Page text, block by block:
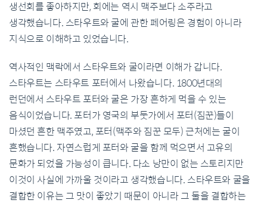
생선회를 좋아하지만, 회에는 역시 맥주보다 소주라고
생각했습니다. 스타우트와 굴에 관한 페어링은 경험이 아니라
지식으로 이해하고 있었습니다.
역사적인 맥락에서 스타우트와 굴이라면 이해가 갑니다.
스타우트는 스타우트 포터에서 나왔습니다. 1800년대의
런던에서 스타우트 포터와 굴은 가장 흔하게 먹을 수 있는
음식이었습니다. 포터가 영국의 부둣가에서 포터(짐꾼)들이
마셨던 흔한 맥주였고, 포터(맥주와 짐꾼 모두) 근처에는 굴이
흔했습니다. 자연스럽게 포터와 굴을 함께 먹으면서 고유의
문화가 되었을 가능성이 큽니다. 다소 낭만이 없는 스토리지만
이것이 사실에 가까울 것이라고 생각했습니다. 스타우트와 굴을
결합한 이유는 그 맛이 좋았기 때문이 아니라 그 둘을 결합하는